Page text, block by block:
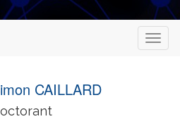
CAILLARD